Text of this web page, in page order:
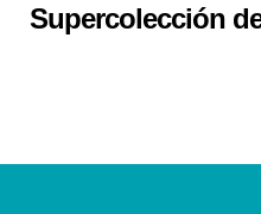
Supercolección